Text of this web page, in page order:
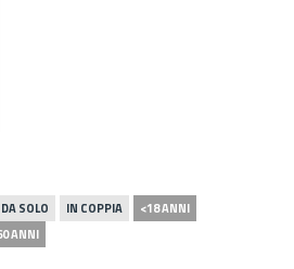
DA SOLO IN COPPIA
<18 ANNI
ANNI